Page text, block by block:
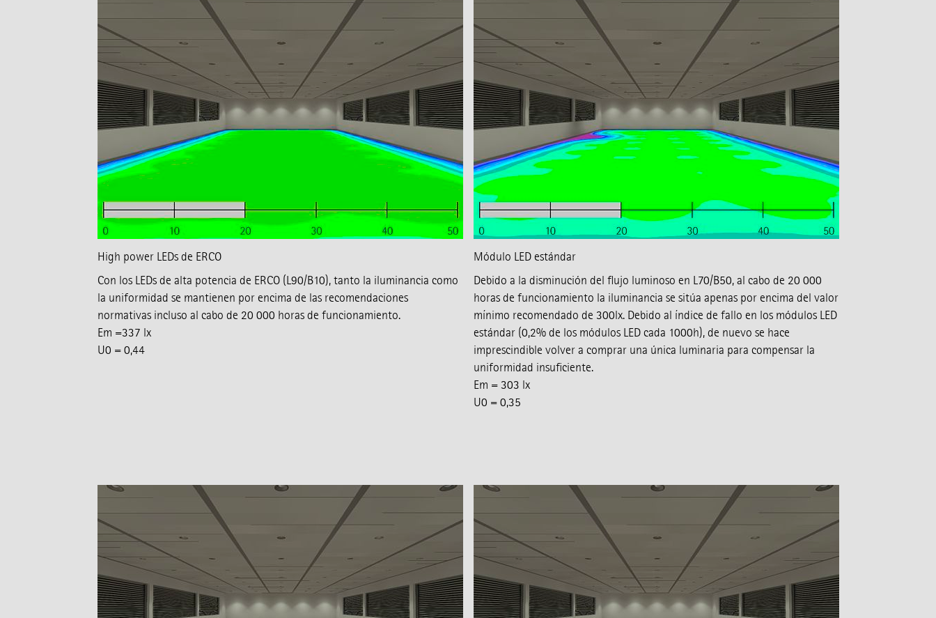
High power LEDs de ERCO
Con los LEDs de alta potencia de ERCO (L90/B10), tanto la iluminancia como
la uniformidad se mantienen por encima de las recomendaciones
normativas incluso al cabo de 20 000 horas de funcionamiento.
Em =337 lx
U0 = 0,44
Módulo LED estándar
Debido a la disminución del flujo luminoso en L70/B50, al cabo de 20 000
horas de funcionamiento la iluminancia se sitúa apenas por encima del valor
mínimo recomendado de 300lx. Debido al índice de fallo en los módulos LED
estándar (0,2% de los módulos LED cada 1000h), de nuevo se hace
imprescindible volver a comprar una única luminaria para compensar la
uniformidad insuficiente.
Em = 303 lx
U0 = 0,35